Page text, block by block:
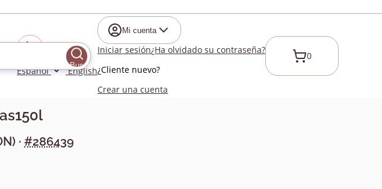
Buscar
Español English
Mi cuenta
Iniciar sesión¿Ha olvidado su contraseña?
¿Cliente nuevo?
Crear una cuenta
0
) · #286439